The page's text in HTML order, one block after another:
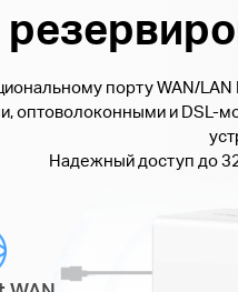
порту WAN/
оптоволоконными и DSL-
Надежный доступ до